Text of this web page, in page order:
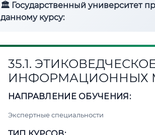
🏛 Государственный университет
данному курсу:
35.1.
ИНФОРМАЦИОННЫХ
НАПРАВЛЕНИЕ ОБУЧЕНИЯ:
Экспертные специальности